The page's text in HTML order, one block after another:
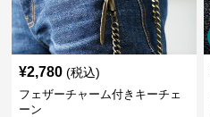
¥2,780 (税込)
フェザーチャーム付きキーチェ
ーン